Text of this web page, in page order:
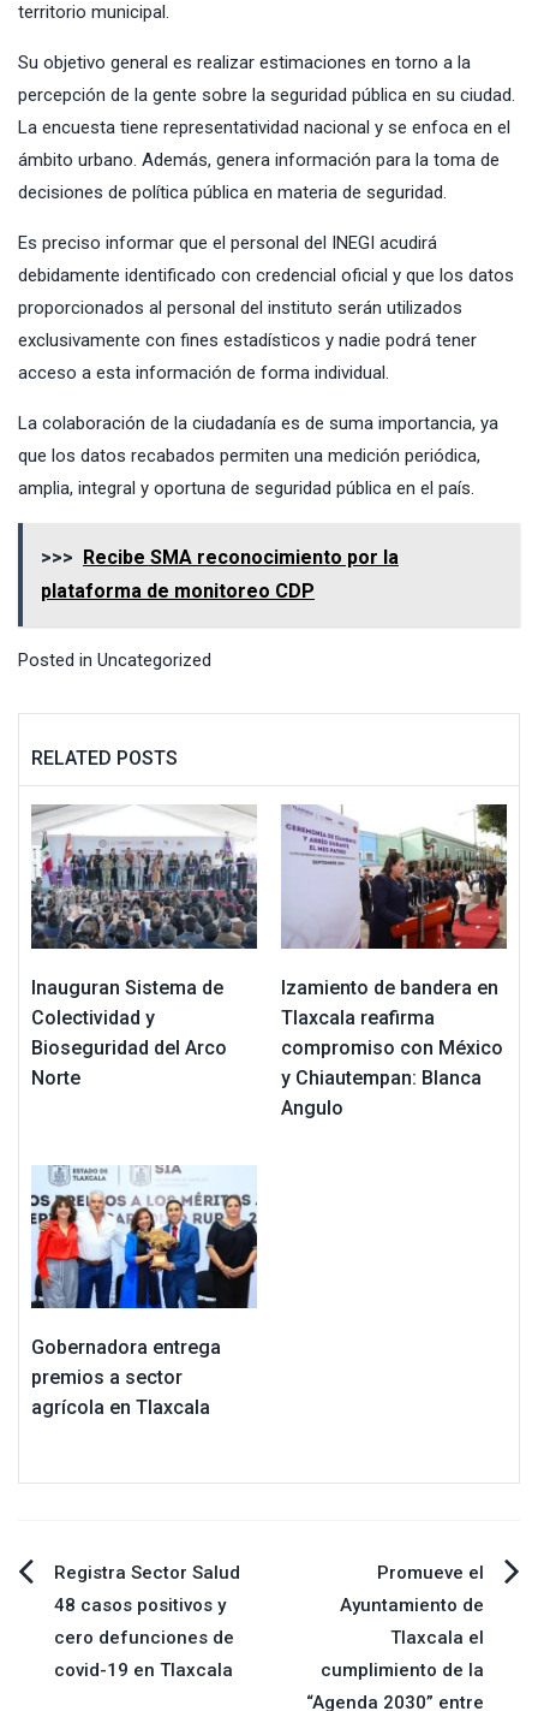
territorio municipal.
Su objetivo general es realizar estimaciones en torno a la
percepción de la gente sobre la seguridad pública en su ciudad.
La encuesta tiene representatividad nacional y se enfoca en el
ámbito urbano. Además, genera información para la toma de
decisiones de política pública en materia de seguridad.
Es preciso informar que el personal del INEGI acudirá
debidamente identificado con credencial oficial y que los datos
proporcionados al personal del instituto serán utilizados
exclusivamente con fines estadísticos y nadie podrá tener
acceso a esta información de forma individual.
La colaboración de la ciudadanía es de suma importancia, ya
que los datos recabados permiten una medición periódica,
amplia, integral y oportuna de seguridad pública en el país.
>>>
Recibe SMA reconocimiento por la
plataforma de monitoreo CDP
Posted in Uncategorized
RELATED POSTS
Inauguran Sistema de
Colectividad y
Bioseguridad del Arco
Norte
Izamiento de bandera en
Tlaxcala reafirma
compromiso con México
y Chiautempan: Blanca
Angulo
Gobernadora entrega
premios a sector
agrícola en Tlaxcala
Navegación
de
Registra Sector Salud
48 casos positivos y
cero defunciones de
covid-19 en Tlaxcala
Promueve el
Ayuntamiento de
Tlaxcala el
cumplimiento de la
“Agenda 2030” entre